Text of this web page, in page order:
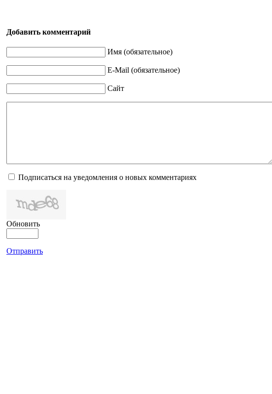
Добавить комментарий
Имя (обязательное)
E-Mail (обязательное)
Сайт
Подписаться на уведомления о новых комментариях
Обновить
Отправить